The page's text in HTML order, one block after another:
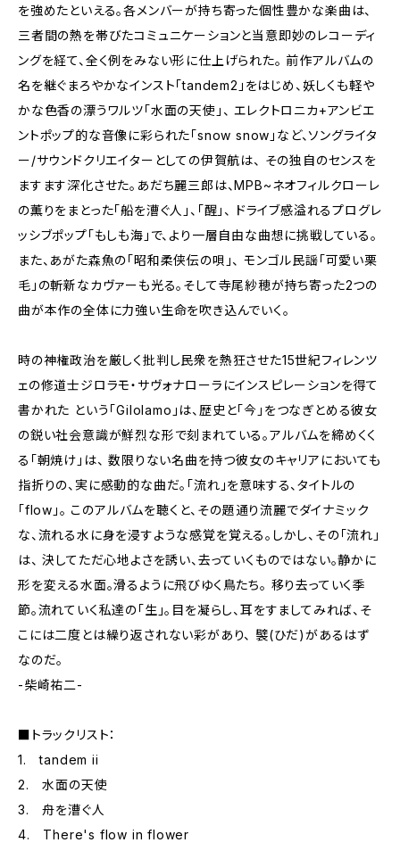
を強めたといえる。各メンバーが持ち寄った個性豊かな楽曲は、
三者間の熱を帯びたコミュニケーションと当意即妙のレコーディ
ングを経て、全く例をみない形に仕上げられた。 前作アルバムの
名を継ぐまろやかなインスト「tandem2」をはじめ、妖しくも軽や
かな色香の漂うワルツ「水面の天使」、 エレクトロニカ+アンビエ
ントポップ的な音像に彩られた「snow snow」など、ソングライタ
ー/サウンドクリエイターとしての伊賀航は、 その独自のセンスを
ますます深化させた。あだち麗三郎は、MPB~ネオフィルクローレ
の薫りをまとった「船を漕ぐ人」、「醒」、 ドライブ感溢れるプログレ
ッシブポップ「もしも海」で、より一層自由な曲想に挑戦している。
また、あがた森魚の「昭和柔侠伝の唄」、 モンゴル民謡「可愛い栗
毛」の斬新なカヴァーも光る。そして寺尾紗穂が持ち寄った2つの
曲が本作の全体に力強い生命を吹き込んでいく。
時の神権政治を厳しく批判し民衆を熱狂させた15世紀フィレンツ
ェの修道士ジロラモ・サヴォナローラにインスピレーションを得て
書かれた という「Gilolamo」は、歴史と「今」をつなぎとめる彼女
の鋭い社会意識が鮮烈な形で刻まれている。アルバムを締めくく
る「朝焼け」は、 数限りない名曲を持つ彼女のキャリアにおいても
指折りの、実に感動的な曲だ。「流れ」を意味する、タイトルの
「flow」。 このアルバムを聴くと、その題通り流麗でダイナミック
な、流れる水に身を浸すような感覚を覚える。しかし、その「流れ」
は、 決してただ心地よさを誘い、去っていくものではない。静かに
形を変える水面。滑るように飛びゆく鳥たち。 移り去っていく季
節。流れていく私達の「生」。目を凝らし、耳をすましてみれば、そ
こには二度とは繰り返されない彩があり、 襞(ひだ)があるはず
なのだ。
-柴崎祐二-
■トラックリスト：
1. tandem ii
2. 水面の天使
3. 舟を漕ぐ人
4. There's flow in flower